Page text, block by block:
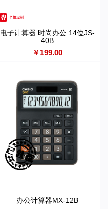
电子计算器 时尚办公 14位JS-
40B
￥199.00
办公计算器MX-12B